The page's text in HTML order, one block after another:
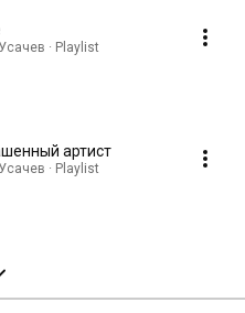
· Playlist
артист
· Playlist